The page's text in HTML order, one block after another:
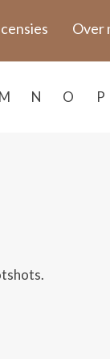
Over
M N O P